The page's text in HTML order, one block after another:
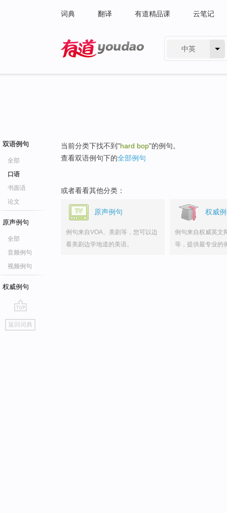
词典 翻译 有道精品课 云笔记
中英
双语例句
全部
口语
书面语
论文
原声例句
全部
音频例句
视频例句
权威例句
go
top
返回词典
当前分类下找不到"hard bop"的例句。
查看双语例句下的全部例句
或者看看其他分类：
原声例句
例句来自VOA、美剧等，您可以边
看美剧边学地道的美语。
权威
例句来自权威英文
等，提供最专业的